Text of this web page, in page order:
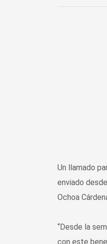
Un llamado
enviado
Ochoa
“Desde la
con este